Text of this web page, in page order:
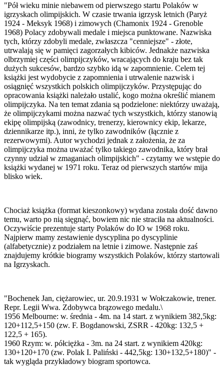
"Pół wieku minie niebawem od pierwszego startu Polaków w
igrzyskach olimpijskich. W czasie trwania igrzysk letnich (Paryż
1924 - Meksyk 1968) i zimowych (Chamonix 1924 - Grenoble
1968) Polacy zdobywali medale i miejsca punktowane. Nazwiska
tych, którzy zdobyli medale, zwłaszcza "cenniejsze" - złote,
utrwalają się w pamięci zagorzałych kibiców. Jednakże nazwiska
olbrzymiej części olimpijczyków, wracających do kraju bez tak
dużych sukcesów, bardzo szybko idą w zapomnienie. Celem tej
książki jest wydobycie z zapomnienia i utrwalenie nazwisk i
osiągnięć wszystkich polskich olimpijczyków. Przystępując do
opracowania książki należało ustalić, kogo można określić mianem
olimpijczyka. Na ten temat zdania są podzielone: niektórzy uważają,
że olimpijczykami można nazwać tych wszystkich, którzy stanowią
ekipę olimpijską (zawodnicy, trenerzy, kierownicy ekip, lekarze,
dziennikarze itp.), inni, że tylko zawodników (łącznie z
rezerwowymi). Autor wychodzi jednak z założenia, że za
olimpijczyka można uważać tylko takiego zawodnika, który brał
czynny udział w zmaganiach olimpijskich" - czytamy we wstępie do
książki wydanej w 1971 roku. Teraz od pierwszych startów mija
blisko wiek.
Chociaż książka (format kieszonkowy) wydana została dość dawno
temu, warto po nią sięgnąć, bowiem nic nie straciła na aktualności.
Oczywiście prezentuje starty Polaków do IO w 1968 roku.
Najpierw mamy zestawienie dyscyplina po dyscyplinie
(alfabetycznie) z podziałem na letnie i zimowe. Następnie zaś
znajdujemy krótkie biogramy wszystkich Polaków, którzy startowali
na Igrzyskach.
"Bochenek Jan, ciężarowiec, ur. 20.9.1931 w Wołczakowie, trener.
Repr. Legii Wwa. Zdobywca brązowego medalu.\
1956 Melbourne: w. średnia - 4m. na 14 start. z wynikiem 382,5kg:
120+112,5+150 (zw. F. Bogdanowski, ZSRR - 420kg: 132,5 +
122,5 + 165).
1960 Rzym: w. półciężka - 3m. na 24 start. z wynikiem 420kg:
130+120+170 (zw. Polak I. Paliński - 442,5kg: 130+132,5+180)" -
tak wygląda przykładowy biogram sportowca.